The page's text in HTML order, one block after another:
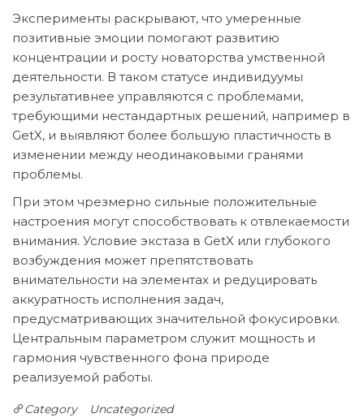
Эксперименты раскрывают, что умеренные
позитивные эмоции помогают развитию
концентрации и росту новаторства умственной
деятельности. В таком статусе индивидуумы
результативнее управляются с проблемами,
требующими нестандартных решений, например в
GetX, и выявляют более большую пластичность в
изменении между неодинаковыми гранями
проблемы.
При этом чрезмерно сильные положительные
настроения могут способствовать к отвлекаемости
внимания. Условие экстаза в GetX или глубокого
возбуждения может препятствовать
внимательности на элементах и редуцировать
аккуратность исполнения задач,
предусматривающих значительной фокусировки.
Центральным параметром служит мощность и
гармония чувственного фона природе
реализуемой работы.
Category Uncategorized